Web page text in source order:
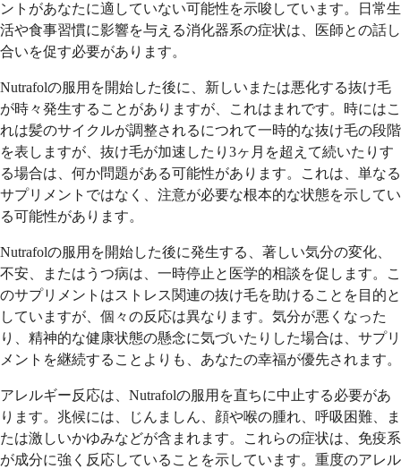
ントがあなたに適していない可能性を示唆しています。日常生
活や食事習慣に影響を与える消化器系の症状は、医師との話し
合いを促す必要があります。
Nutrafolの服用を開始した後に、新しいまたは悪化する抜け毛
が時々発生することがありますが、これはまれです。時にはこ
れは髪のサイクルが調整されるにつれて一時的な抜け毛の段階
を表しますが、抜け毛が加速したり3ヶ月を超えて続いたりす
る場合は、何か問題がある可能性があります。これは、単なる
サプリメントではなく、注意が必要な根本的な状態を示してい
る可能性があります。
Nutrafolの服用を開始した後に発生する、著しい気分の変化、
不安、またはうつ病は、一時停止と医学的相談を促します。こ
のサプリメントはストレス関連の抜け毛を助けることを目的と
していますが、個々の反応は異なります。気分が悪くなった
り、精神的な健康状態の懸念に気づいたりした場合は、サプリ
メントを継続することよりも、あなたの幸福が優先されます。
アレルギー反応は、Nutrafolの服用を直ちに中止する必要があ
ります。兆候には、じんましん、顔や喉の腫れ、呼吸困難、ま
たは激しいかゆみなどが含まれます。これらの症状は、免疫系
が成分に強く反応していることを示しています。重度のアレル